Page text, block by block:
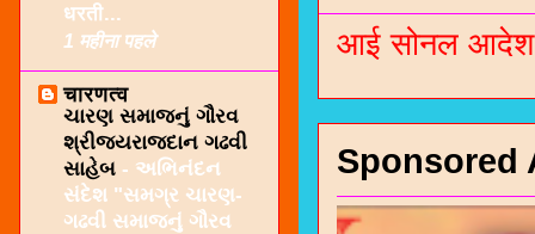
आई सोनल आदेश
Sponsored
धरती...
1 महीना पहले
चारणत्व
ચારણ સમાજનું ગૌરવ
શ્રીજયરાજદાન ગઢવી
સાહેબ - અભિનંદન
સંદેશ "સમગ્ર ચારણ-
ગઢવી સમાજનું ગૌરવ